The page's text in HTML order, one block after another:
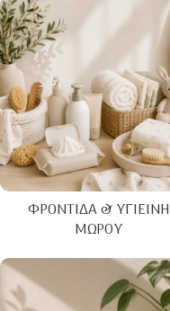
ΦΡΟΝΤΊΔΑ & ΥΓΙΕΙΝΉ
ΜΩΡΟΎ